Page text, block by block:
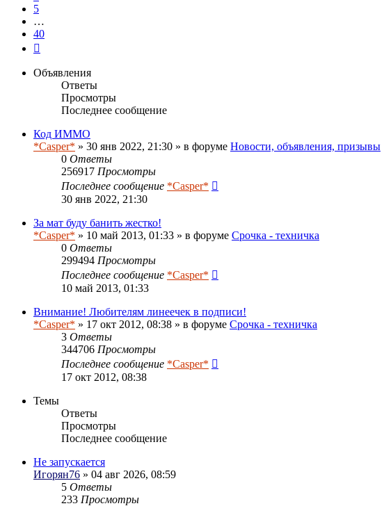
5
…
40
Объявления
Ответы
Просмотры
Последнее сообщение
Код ИММО
*Casper* » 30 янв 2022, 21:30 » в форуме Новости, объявления, призывы
0 Ответы
256917 Просмотры
Последнее сообщение *Casper*
30 янв 2022, 21:30
За мат буду банить жестко!
*Casper* » 10 май 2013, 01:33 » в форуме Срочка - техничка
0 Ответы
299494 Просмотры
Последнее сообщение *Casper*
10 май 2013, 01:33
Внимание! Любителям линеечек в подписи!
*Casper* » 17 окт 2012, 08:38 » в форуме Срочка - техничка
3 Ответы
344706 Просмотры
Последнее сообщение *Casper*
17 окт 2012, 08:38
Темы
Ответы
Просмотры
Последнее сообщение
Не запускается
Игорян76 » 04 авг 2026, 08:59
5 Ответы
233 Просмотры